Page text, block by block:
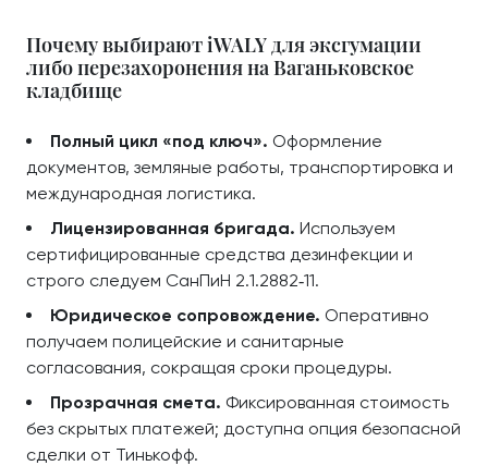
Почему выбирают iWALY для эксгумации
либо перезахоронения на Ваганьковское
кладбище
Полный цикл «под ключ». Оформление
документов, земляные работы, транспортировка и
международная логистика.
Лицензированная бригада. Используем
сертифицированные средства дезинфекции и
строго следуем СанПиН 2.1.2882‑11.
Юридическое сопровождение. Оперативно
получаем полицейские и санитарные
согласования, сокращая сроки процедуры.
Прозрачная смета. Фиксированная стоимость
без скрытых платежей; доступна опция безопасной
сделки от Тинькофф.